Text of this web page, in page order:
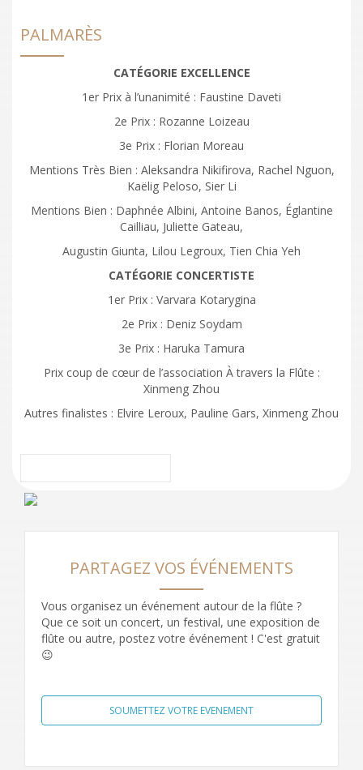
PALMARÈS
CATÉGORIE EXCELLENCE
1 er Prix à l’unanimité : Faustine Daveti
2e Prix : Rozanne Loizeau
3e Prix : Florian Moreau
Mentions Très Bien : Aleksandra Nikifirova, Rachel Nguon,
Kaëlig Peloso, Sier Li
Mentions Bien : Daphnée Albini, Antoine Banos, Églantine
Cailliau, Juliette Gateau,
Augustin Giunta, Lilou Legroux, Tien Chia Yeh
CATÉGORIE CONCERTISTE
1 erPrix : Varvara Kotarygina
2e Prix : Deniz Soydam
3e Prix : Haruka Tamura
Prix coup de cœur de l’association À travers la Flûte :
Xinmeng Zhou
Autres finalistes : Elvire Leroux, Pauline Gars, Xinmeng Zhou
PARTAGEZ VOS ÉVÉNEMENTS
Vous organisez un événement autour de la flûte ?
Que ce soit un concert, un festival, une exposition de
flûte ou autre, postez votre événement ! C'est gratuit
😉
SOUMETTEZ VOTRE EVENEMENT